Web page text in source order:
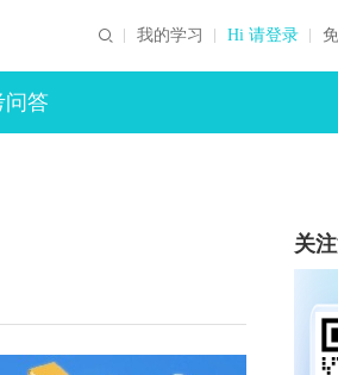
我的学习 Hi 请登录
问答
关